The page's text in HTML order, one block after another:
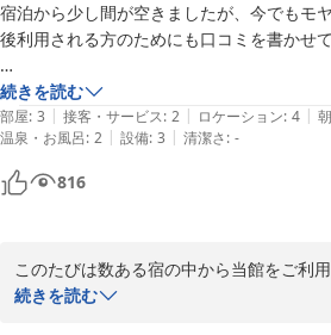
また、お食事のお味につきましても、お口
当館では、福井ならではの家庭的な味付
ておりますが、お客様のお好みに沿うこ
おります。
貴重なご意見をお寄せいただき、ありがと
今後もより快適にお過ごしいただける宿
宝永旅館　女将　国広桂子
宿泊から少し間が空きましたが、今でもモ
後利用される方のためにも口コミを書かせて
家族で親戚を訪ねる為、朝食の評判が良か
申し込みの際には備考欄に、高齢の父が移
で短距離の歩行が可能な事等を記入しました
そしていざ到着してみると部屋は2階でエ
した。
夜遅めの時間だった事もあり他の宿を探す
に頑張って急な階段を時間をかけて登って
れが出たのか少々具合が悪くなりました。
続きを読む
部屋: 3 | 接客・サービス: 2 | ロケーション: 4 |
温泉・お風呂: 2 | 設備: 3 | 清潔さ: -
816
このたびは数ある宿の中から当館をご利
時間を割いてご意見をお寄せいただき誠
続きを読む